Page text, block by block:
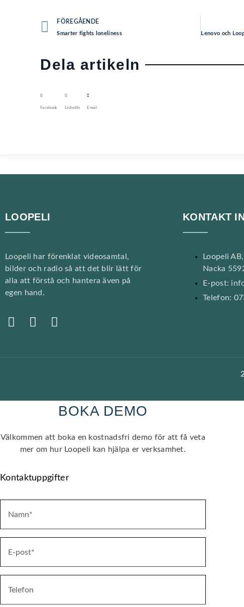
FÖREGÅENDE
Smarter fights loneliness
Dela artikeln
Facebook LinkedIn Email
LOOPELI
Loopeli har förenklat videosamtal,
bilder och radio så att det blir lätt för
alla att förstå och hantera även på
egen hand.
KONTAKT
Loopeli
Nacka
E-post:
Telefon:
BOKA DEMO
Välkommen att boka en kostnadsfri demo för att få veta
mer om hur Loopeli kan hjälpa er verksamhet.
Kontaktuppgifter